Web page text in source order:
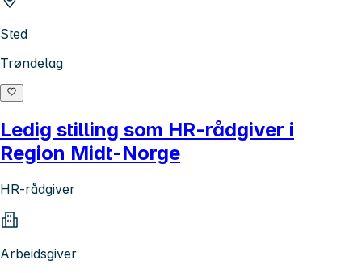
Sted
Trøndelag
Ledig stilling som HR-rådgiver i
Region Midt-Norge
HR-rådgiver
Arbeidsgiver